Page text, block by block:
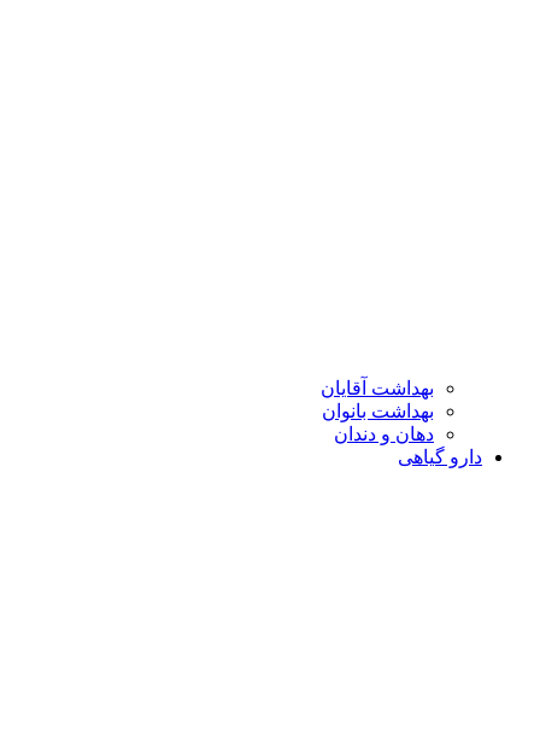
بهداشت آقایان
بهداشت بانوان
دهان و دندان
دارو گیاهی